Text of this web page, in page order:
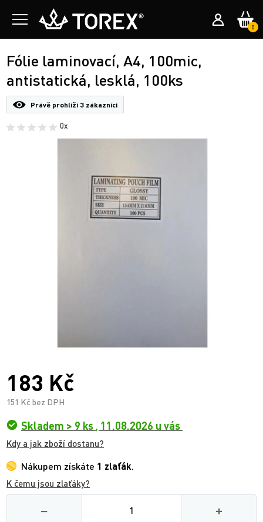
0
Fólie laminovací, A4, 100mic,
antistatická, lesklá, 100ks
Právě prohlíží 3 zákazníci
0x
183 Kč
151 Kč bez DPH
Skladem > 9 ks , 11.08.2026 u vás
Kdy a jak zboží dostanu?
Nákupem získáte 1 zlaťák.
K čemu jsou zlaťáky?
−
Množství
+